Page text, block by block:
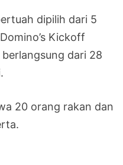
dipilih dari 5
Kickoff
dari 28
20 orang rakan dan